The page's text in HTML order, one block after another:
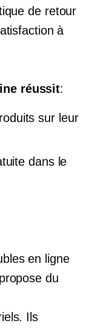
de retour
à
réussit:
sur leur
dans le
en ligne
du
Ils